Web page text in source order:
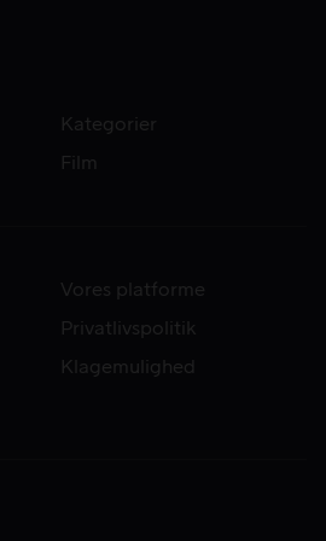
Kategorier
Film
Vores platforme
Privatlivspolitik
Klagemulighed